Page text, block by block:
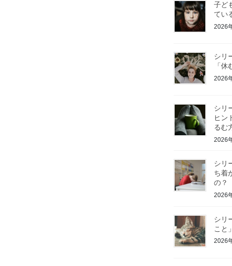
子ど
てい
2026
シリ
「
2026
シリ
ヒン
るむ
2026
シリ
ち着
の？
2026
シリ
こと
2026